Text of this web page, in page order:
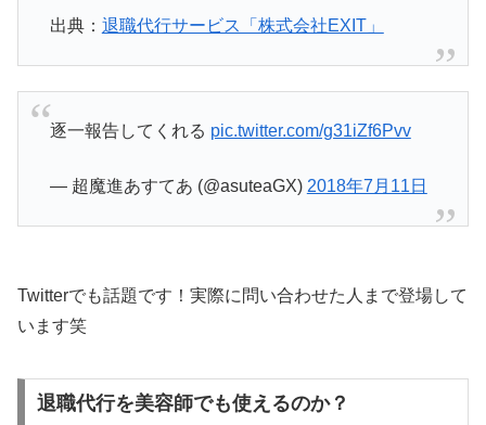
出典： 退職代行サービス「株式会社EXIT」
逐一報告してくれる pic.twitter.com/g31iZf6Pvv
— 超魔進あすてあ (@asuteaGX) 2018年7月11日
Twitterでも話題です！実際に問い合わせた人まで登場して
います笑
退職代行を美容師でも使えるのか？